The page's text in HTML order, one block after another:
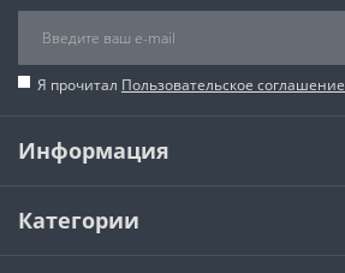
Я прочитал Пользовательское соглашение
Информация
Категории